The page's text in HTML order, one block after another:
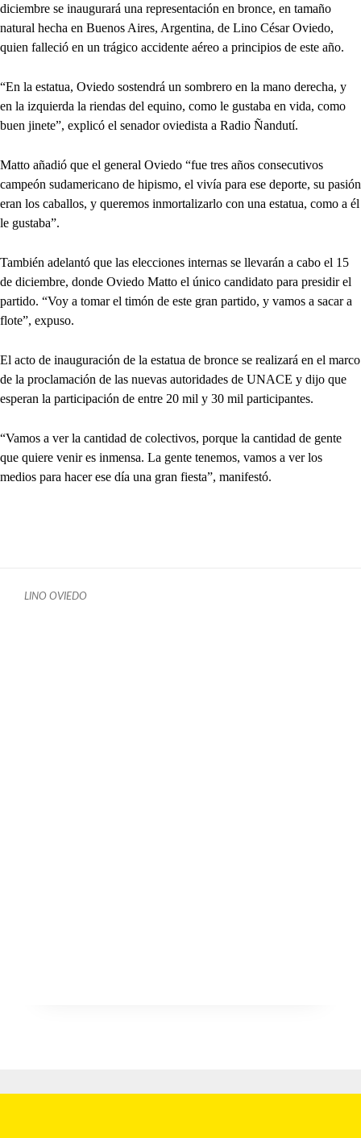
diciembre se inaugurará una representación en bronce, en tamaño
natural hecha en Buenos Aires, Argentina, de Lino César Oviedo,
quien falleció en un trágico accidente aéreo a principios de este año.
“En la estatua, Oviedo sostendrá un sombrero en la mano derecha, y
en la izquierda la riendas del equino, como le gustaba en vida, como
buen jinete”, explicó el senador oviedista a Radio Ñandutí.
Matto añadió que el general Oviedo “fue tres años consecutivos
campeón sudamericano de hipismo, el vivía para ese deporte, su pasión
eran los caballos, y queremos inmortalizarlo con una estatua, como a él
le gustaba”.
También adelantó que las elecciones internas se llevarán a cabo el 15
de diciembre, donde Oviedo Matto el único candidato para presidir el
partido. “Voy a tomar el timón de este gran partido, y vamos a sacar a
flote”, expuso.
El acto de inauguración de la estatua de bronce se realizará en el marco
de la proclamación de las nuevas autoridades de UNACE y dijo que
esperan la participación de entre 20 mil y 30 mil participantes.
“Vamos a ver la cantidad de colectivos, porque la cantidad de gente
que quiere venir es inmensa. La gente tenemos, vamos a ver los
medios para hacer ese día una gran fiesta”, manifestó.
LINO OVIEDO